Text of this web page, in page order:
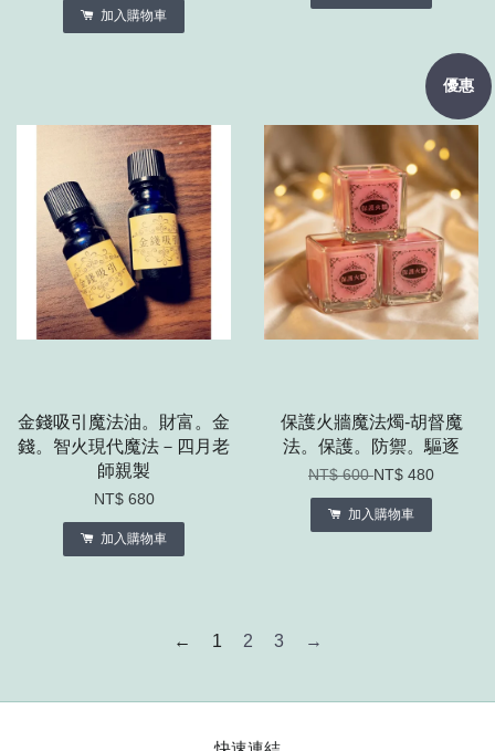
加入購物車
金錢吸引魔法油。財富。金
錢。智火現代魔法－四月老
師親製
NT$ 680
加入購物車
優惠
保護火牆魔法燭-胡督魔
法。保護。防禦。驅逐
NT$ 600NT$ 480
加入購物車
← 1 2 3 →